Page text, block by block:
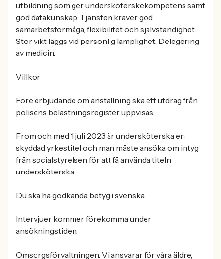
utbildning som ger undersköterskekompetens samt
god datakunskap. Tjänsten kräver god
samarbetsförmåga, flexibilitet och självständighet.
Stor vikt läggs vid personlig lämplighet. Delegering
av medicin.
Villkor
Före erbjudande om anställning ska ett utdrag från
polisens belastningsregister uppvisas.
From och med 1 juli 2023 är undersköterska en
skyddad yrkestitel och man måste ansöka om intyg
från socialstyrelsen för att få använda titeln
undersköterska.
Du ska ha godkända betyg i svenska.
Intervjuer kommer förekomma under
ansökningstiden.
Omsorgsförvaltningen. Vi ansvarar för våra äldre,